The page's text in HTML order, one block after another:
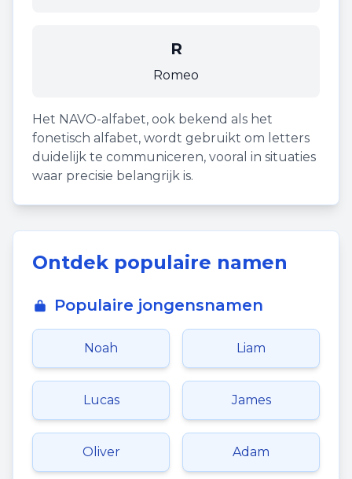
R
Romeo
Het NAVO-alfabet, ook bekend als het
fonetisch alfabet, wordt gebruikt om letters
duidelijk te communiceren, vooral in situaties
waar precisie belangrijk is.
Ontdek populaire namen
Populaire jongensnamen
Noah Liam
Lucas James
Oliver Adam